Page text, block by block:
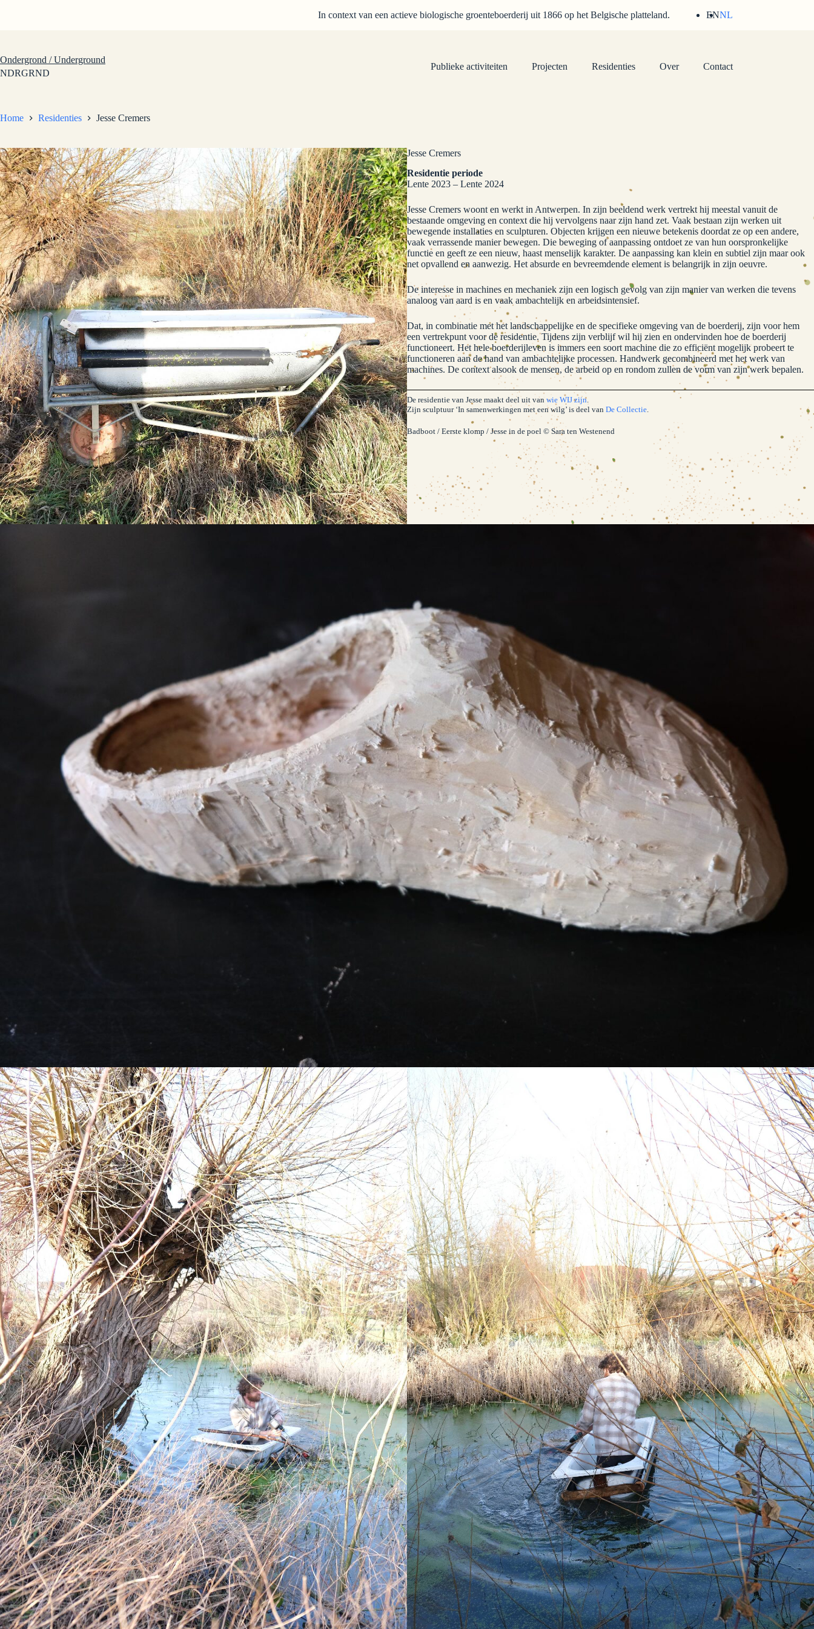
In context van een actieve biologische groenteboerderij uit 1866 op het Belgische platteland. ENNL
Ondergrond / Underground
NDRGRND
Publieke activiteiten Projecten Residenties Over Contact
Home Residenties Jesse Cremers
Jesse Cremers
Residentie periode
Lente 2023 – Lente 2024
Jesse Cremers woont en werkt in Antwerpen. In zijn beeldend werk vertrekt hij meestal vanuit de
bestaande omgeving en context die hij vervolgens naar zijn hand zet. Vaak bestaan zijn werken uit
bewegende installaties en sculpturen. Objecten krijgen een nieuwe betekenis doordat ze op een andere,
vaak verrassende manier bewegen. Die beweging of aanpassing ontdoet ze van hun oorspronkelijke
functie en geeft ze een nieuw, haast menselijk karakter. De aanpassing kan klein en subtiel zijn maar ook
net opvallend en aanwezig. Het absurde en bevreemdende element is belangrijk in zijn oeuvre.
De interesse in machines en mechaniek zijn een logisch gevolg van zijn manier van werken die tevens
analoog van aard is en vaak ambachtelijk en arbeidsintensief.
Dat, in combinatie met het landschappelijke en de specifieke omgeving van de boerderij, zijn voor hem
een vertrekpunt voor de residentie. Tijdens zijn verblijf wil hij zien en ondervinden hoe de boerderij
functioneert. Het hele boerderijleven is immers een soort machine die zo efficiënt mogelijk probeert te
functioneren aan de hand van ambachtelijke processen. Handwerk gecombineerd met het werk van
machines. De context alsook de mensen, de arbeid op en rondom zullen de vorm van zijn werk bepalen.
De residentie van Jesse maakt deel uit van wie WIJ zijn.
Zijn sculptuur ‘In samenwerkingen met een wilg’ is deel van De Collectie.
Badboot / Eerste klomp / Jesse in de poel © Sara ten Westenend